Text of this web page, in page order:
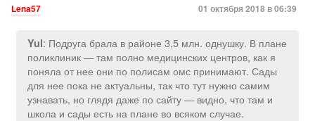
Lena57 01 октября 2018 в 06:39
Yul: Подруга брала в районе 3,5 млн. однушку. В плане
поликлиник — там полно медицинских центров, как я
поняла от нее они по полисам омс принимают. Сады
для нее пока не актуальны, так что тут нужно самим
узнавать, но глядя даже по сайту — видно, что там и
школа и сады есть на плане во всяком случае.